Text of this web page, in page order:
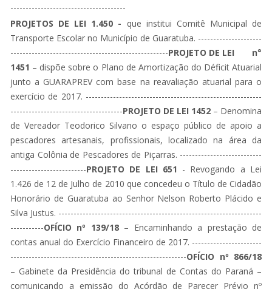
--------------------------------------
PROJETOS DE LEI 1.450 - que institui Comitê Municipal de
Transporte Escolar no Município de Guaratuba. ---------------------
----------------------------------------------------PROJETO DE LEI n°
1451 – dispõe sobre o Plano de Amortização do Déficit Atuarial
junto a GUARAPREV com base na reavaliação atuarial para o
exercício de 2017. ----------------------------------------------------------
-------------------------------------PROJETO DE LEI 1452 – Denomina
de Vereador Teodorico Silvano o espaço público de apoio a
pescadores artesanais, profissionais, localizado na área da
antiga Colônia de Pescadores de Piçarras. ---------------------------
-------------------------PROJETO DE LEI 651 - Revogando a Lei
1.426 de 12 de Julho de 2010 que concedeu o Título de Cidadão
Honorário de Guaratuba ao Senhor Nelson Roberto Plácido e
Silva Justus. -------------------------------------------------------------------
-----------OFÍCIO nº 139/18– Encaminhando a prestação de
contas anual do Exercício Financeiro de 2017. -----------------------
----------------------------------------------------------OFÍCIO nº 866/18
– Gabinete da Presidência do tribunal de Contas do Paraná –
comunicando a emissão do Acórdão de Parecer Prévio nº